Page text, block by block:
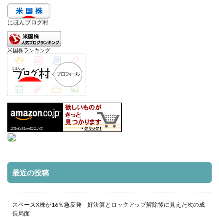
にほんブログ村
米国株ランキング
最近の投稿
スペースX株が16％急反発 好決算とロックアップ解除後に見えた次の成
長局面